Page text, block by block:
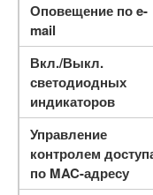
Оповещение по e-
mail
Вкл./Выкл.
светодиодных
индикаторов
Управление
контролем
по MAC-адресу